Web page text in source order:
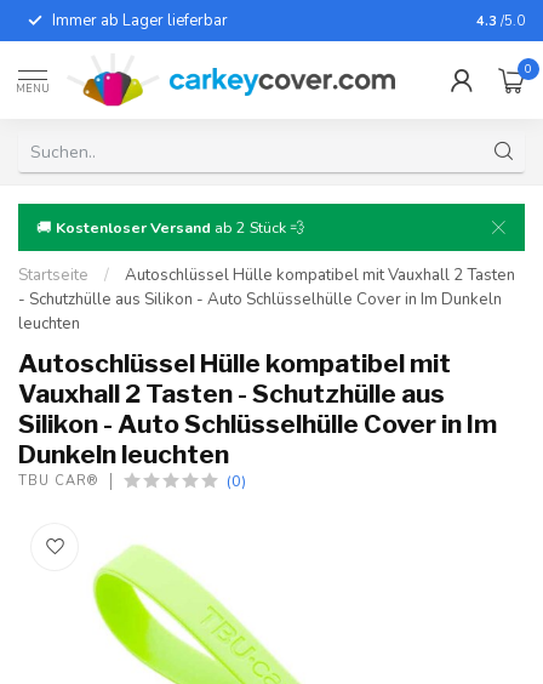
Immer ab Lager lieferbar Für fast
4.3 /5.0
MENU
0
🚚 Kostenloser Versand ab 2 Stück 💨
Startseite /
Autoschlüssel Hülle kompatibel mit Vauxhall 2 Tasten
- Schutzhülle aus Silikon - Auto Schlüsselhülle Cover in Im Dunkeln
leuchten
Autoschlüssel Hülle kompatibel mit
Vauxhall 2 Tasten - Schutzhülle aus
Silikon - Auto Schlüsselhülle Cover in Im
Dunkeln leuchten
TBU CAR® (0)